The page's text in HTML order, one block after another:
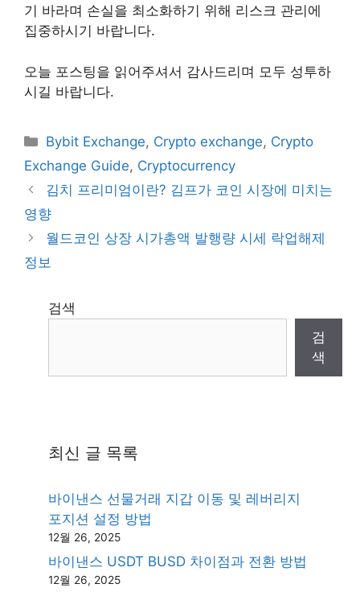
기 바라며 손실을 최소화하기 위해 리스크 관리에
집중하시기 바랍니다.
오늘 포스팅을 읽어주셔서 감사드리며 모두 성투하
시길 바랍니다.
Categories
Bybit Exchange, Crypto exchange, Crypto
Exchange Guide, Cryptocurrency
김치 프리미엄이란? 김프가 코인 시장에 미치는
영향
월드코인 상장 시가총액 발행량 시세 락업해제
정보
검색
검
색
최신 글 목록
바이낸스 선물거래 지갑 이동 및 레버리지
포지션 설정 방법
12월 26, 2025
바이낸스 USDT BUSD 차이점과 전환 방법
12월 26, 2025